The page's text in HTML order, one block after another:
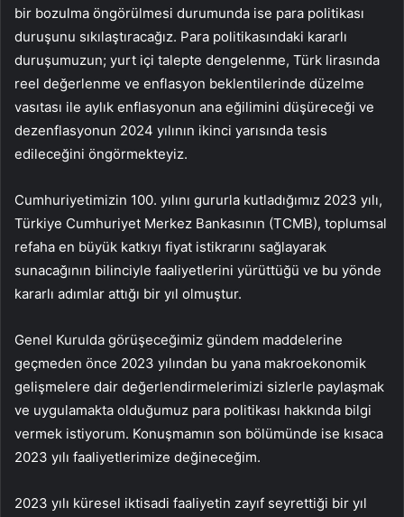
bir bozulma öngörülmesi durumunda ise para politikası
duruşunu sıkılaştıracağız. Para politikasındaki kararlı
duruşumuzun; yurt içi talepte dengelenme, Türk lirasında
reel değerlenme ve enflasyon beklentilerinde düzelme
vasıtası ile aylık enflasyonun ana eğilimini düşüreceği ve
dezenflasyonun 2024 yılının ikinci yarısında tesis
edileceğini öngörmekteyiz.
Cumhuriyetimizin 100. yılını gururla kutladığımız 2023 yılı,
Türkiye Cumhuriyet Merkez Bankasının (TCMB), toplumsal
refaha en büyük katkıyı fiyat istikrarını sağlayarak
sunacağının bilinciyle faaliyetlerini yürüttüğü ve bu yönde
kararlı adımlar attığı bir yıl olmuştur.
Genel Kurulda görüşeceğimiz gündem maddelerine
geçmeden önce 2023 yılından bu yana makroekonomik
gelişmelere dair değerlendirmelerimizi sizlerle paylaşmak
ve uygulamakta olduğumuz para politikası hakkında bilgi
vermek istiyorum. Konuşmamın son bölümünde ise kısaca
2023 yılı faaliyetlerimize değineceğim.
2023 yılı küresel iktisadi faaliyetin zayıf seyrettiği bir yıl